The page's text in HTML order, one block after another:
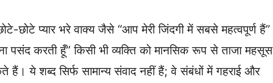
छोटे प्यार भरे वाक्य जैसे “आप मेरी जिंदगी में सबसे महत्वपूर्ण हैं”
पसंद करती हूँ” किसी भी व्यक्ति को मानसिक रूप से ताजा महसूस
ये शब्द सिर्फ सामान्य संवाद नहीं हैं; वे संबंधों में गहराई और